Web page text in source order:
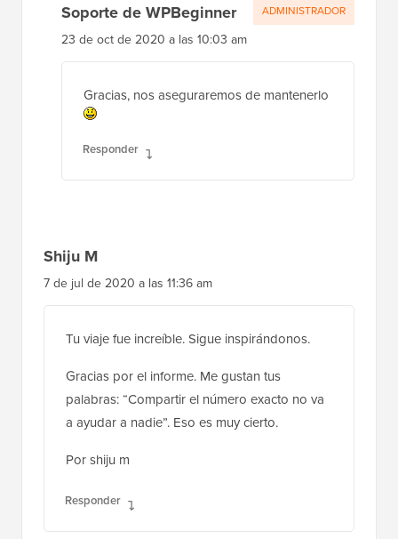
Soporte de WPBeginner
23 de oct de 2020 a las 10:03 am
Gracias, nos aseguraremos de mantenerlo
Responder
ADMINISTRADOR
Shiju M
7 de jul de 2020 a las 11:36 am
Tu viaje fue increíble. Sigue inspirándonos.
Gracias por el informe. Me gustan tus
palabras: “Compartir el número exacto no va
a ayudar a nadie”. Eso es muy cierto.
Por shiju m
Responder